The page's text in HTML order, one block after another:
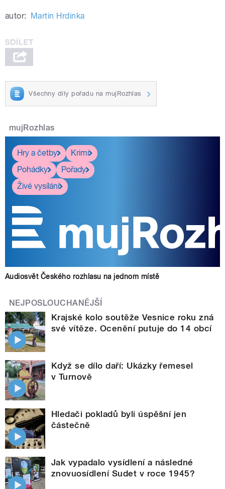
autor: Martin Hrdinka
Všechny díly pořadu na mujRozhlas
mujRozhlas
Hry a četby
Krimi
Pohádky
Pořady
Živé vysílání
Audiosvět Českého rozhlasu na jednom místě
NEJPOSLOUCHANĚJŠÍ
Krajské kolo soutěže Vesnice roku zná
své vítěze. Ocenění putuje do 14 obcí
Když se dílo daří: Ukázky řemesel
v Turnově
Hledači pokladů byli úspěšní jen
částečně
Jak vypadalo vysídlení a následné
znovuosídlení Sudet v roce 1945?